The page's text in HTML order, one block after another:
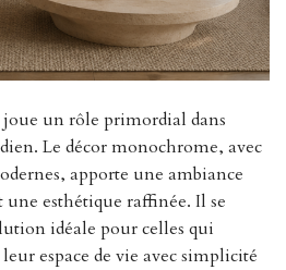
un rôle primordial dans
Le décor monochrome, avec
apporte une ambiance
esthétique raffinée. Il se
idéale pour celles qui
espace de vie avec simplicité